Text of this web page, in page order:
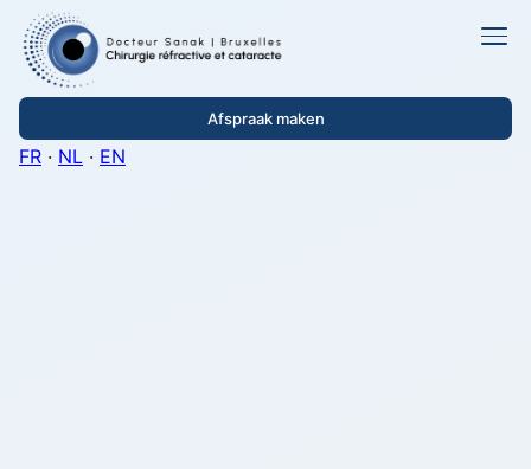
Afspraak maken
FR · NL · EN